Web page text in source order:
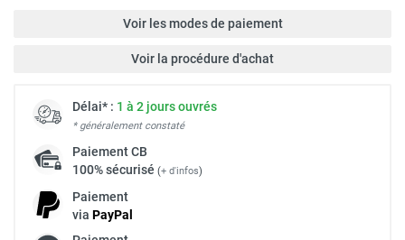
Voir les modes de paiement
Voir la procédure d'achat
Délai* : 1 à 2 jours ouvrés
* généralement constaté
PaiementCB
100% sécurisé (+ d'infos)
Paiement
via PayPal